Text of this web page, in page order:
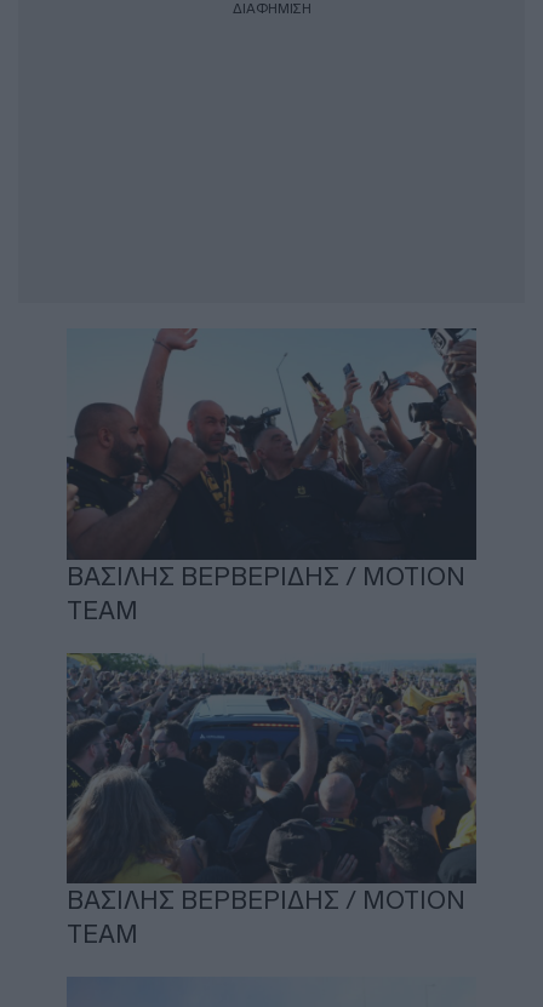
ΔΙΑΦΗΜΙΣΗ
ΒΑΣΙΛΗΣ ΒΕΡΒΕΡΙΔΗΣ / ΜΟΤΙΟΝ
ΤΕΑΜ
ΒΑΣΙΛΗΣ ΒΕΡΒΕΡΙΔΗΣ / ΜΟΤΙΟΝ
ΤΕΑΜ